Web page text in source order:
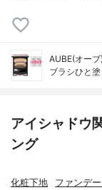
AUBE(オーブ)
ブラシひと
アイシャドウ
ング
化粧下地 ファンデ